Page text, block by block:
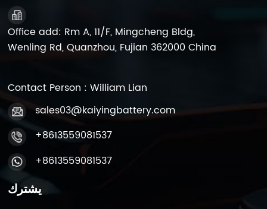
Office add: Rm A, 11/F, Mingcheng Bldg,
Wenling Rd, Quanzhou, Fujian 362000 China
Contact Person : William Lian
sales03@kaiyingbattery.com
+8613559081537
+8613559081537
يشترك